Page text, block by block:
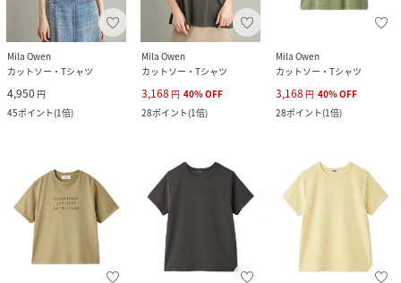
Mila Owen
カットソー・Tシャツ
4,950 円
45ポイント(1倍)
Mila Owen
カットソー・Tシャツ
3,168 円 40%OFF
28ポイント(1倍)
Mila Owen
カットソー・Tシャツ
3,168 円 40%OFF
28ポイント(1倍)